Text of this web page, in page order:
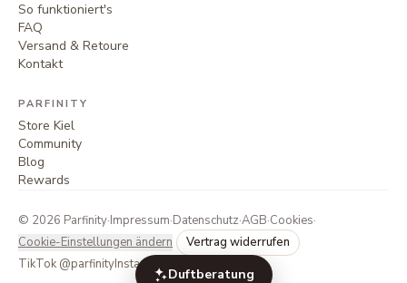
Duftberatung
So funktioniert's
FAQ
Versand & Retoure
Kontakt
PARFINITY
Store Kiel
Community
Blog
Rewards
© 2026 Parfinity·Impressum·Datenschutz·AGB·Cookies·
Cookie-Einstellungen ändern
Vertrag widerrufen
TikTok @parfinityInstagram @parfinity.de